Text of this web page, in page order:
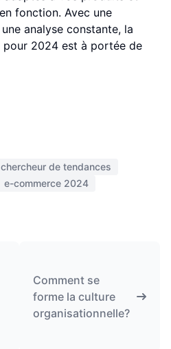
fonction. Avec une
analyse constante, la
pour 2024 est à portée de
chercheur de tendances
e-commerce 2024
Comment se
forme la culture
organisationnelle?